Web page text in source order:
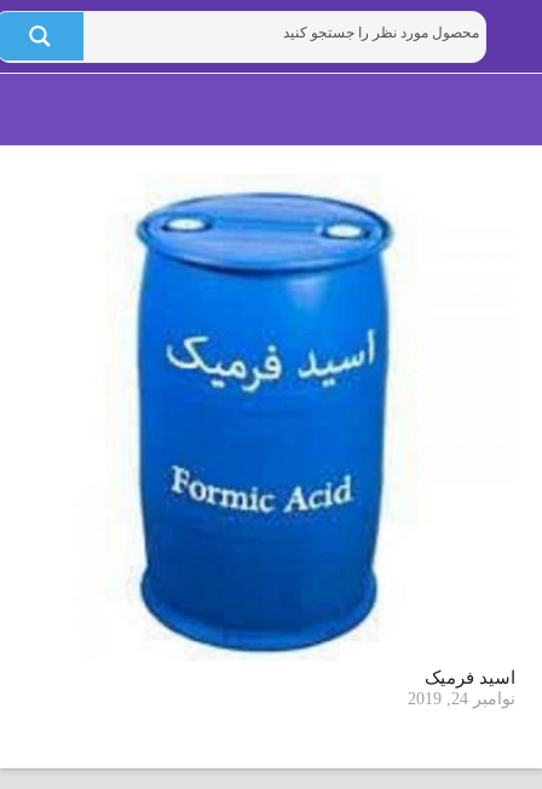
اسید فرمیک
نوامبر 24, 2019